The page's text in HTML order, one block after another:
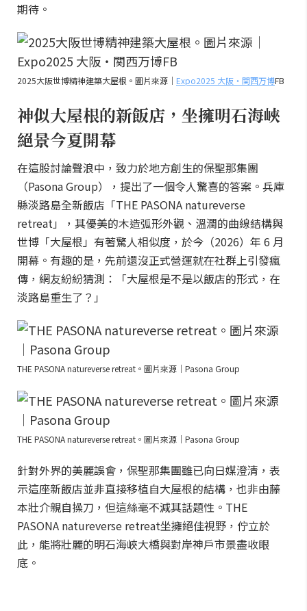
期待。
2025大阪世博精神建築大屋根。圖片來源｜ Expo2025 大阪・関西万博FB
神似大屋根的新飯店，坐擁明石海峽
絕景今夏開幕
在這股討論聲浪中，致力於地方創生的保聖那集團
（Pasona Group），提出了一個令人驚喜的答案。兵庫
縣淡路島全新飯店「THE PASONA natureverse
retreat」，其優美的木造弧形外觀、溫潤的曲線結構與
世博「大屋根」有著驚人相似度，於今（2026）年 6 月
開幕。有趣的是，先前還沒正式營運就在社群上引發瘋
傳，網友紛紛猜測：「大屋根是不是以飯店的形式，在
淡路島重生了？」
THE PASONA natureverse retreat。圖片來源｜Pasona Group
THE PASONA natureverse retreat。圖片來源｜Pasona Group
針對外界的美麗誤會，保聖那集團雖已向日媒澄清，表
示這座新飯店並非直接移植自大屋根的結構，也非由藤
本壯介親自操刀，但這絲毫不減其話題性。THE
PASONA natureverse retreat坐擁絕佳視野，佇立於
此，能將壯麗的明石海峽大橋與對岸神戶市景盡收眼
底。